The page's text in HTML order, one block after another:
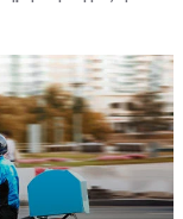
στους 21
δυτικά και τα
στα